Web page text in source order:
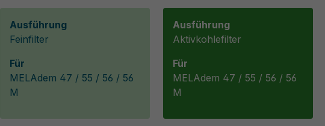
Ausführung
Feinfilter
Für
MELAdem 47 / 55 / 56 / 56
M
Ausführung
Aktivkohlefilter
Für
MELAdem 47 / 55 / 56 / 56
M